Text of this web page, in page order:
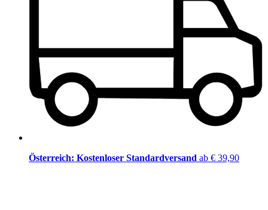
Österreich: Kostenloser Standardversand ab € 39,90